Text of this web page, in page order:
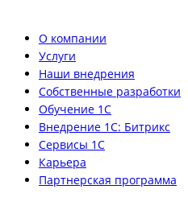
О компании
Услуги
Наши внедрения
Собственные разработки
Обучение 1С
Внедрение 1С: Битрикс
Сервисы 1С
Карьера
Партнерская программа